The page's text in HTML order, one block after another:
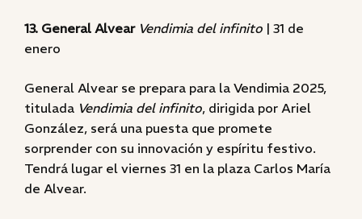
13. General Alvear Vendimia del infinito | 31 de
enero
General Alvear se prepara para la Vendimia 2025,
titulada Vendimia del infinito, dirigida por Ariel
González, será una puesta que promete
sorprender con su innovación y espíritu festivo.
Tendrá lugar el viernes 31 en la plaza Carlos María
de Alvear.